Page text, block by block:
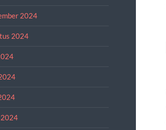
2024
2024